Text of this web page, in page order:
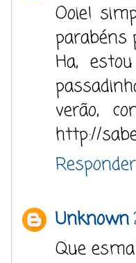
Ooie!
parabéns
Ha,
verão,
http://
Responder
Unknown
Que